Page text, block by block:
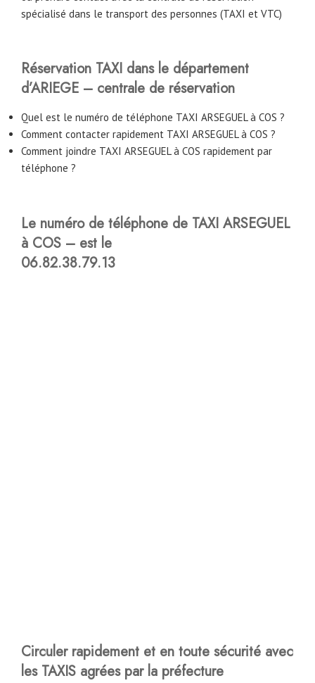
spécialisé dans le transport des personnes (TAXI et VTC)
Réservation TAXI dans le département
d’ARIEGE – centrale de réservation
Quel est le numéro de téléphone TAXI ARSEGUEL à COS ?
Comment contacter rapidement TAXI ARSEGUEL à COS ?
Comment joindre TAXI ARSEGUEL à COS rapidement par
téléphone ?
Le numéro de téléphone de TAXI ARSEGUEL
à COS – est le
06.82.38.79.13
Circuler rapidement et en toute sécurité avec
les TAXIS agrées par la préfecture